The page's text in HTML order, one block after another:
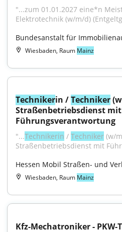
"...zum 01.01.2027 eine*n
Elektrotechnik (w/m/d)
Bundesanstalt für
Wiesbaden, Raum Mainz
Technikerin / Techniker
Straßenbetriebsdienst mit
Führungsverantwortung
"...Technikerin / Techniker (w/
Straßenbetriebsdienst mit
Hessen Mobil Straßen- und
Wiesbaden, Raum Mainz
Kfz-Mechatroniker -